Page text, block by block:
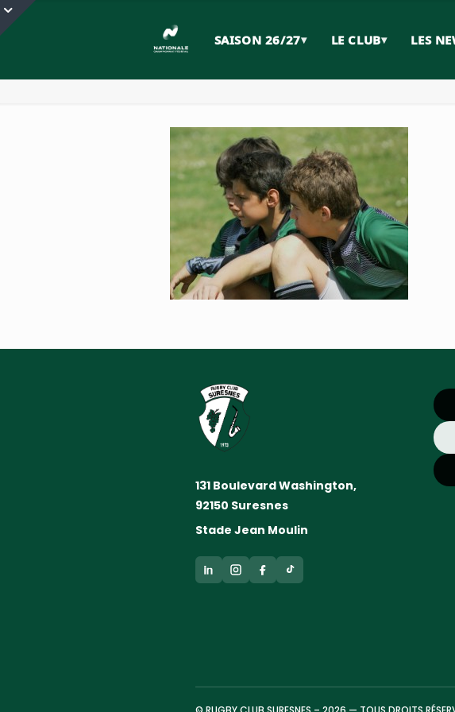
SAISON 26/27▾ LE CLUB▾ LES
SONY DSC
131 Boulevard Washington,
92150 Suresnes
Stade Jean Moulin